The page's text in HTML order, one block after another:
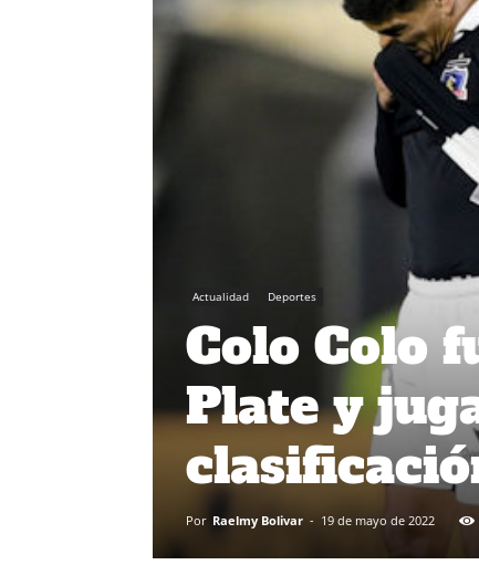
Actualidad Deportes
Colo Colo
Plate y
Por Raelmy Bolivar - 19 de mayo de 2022